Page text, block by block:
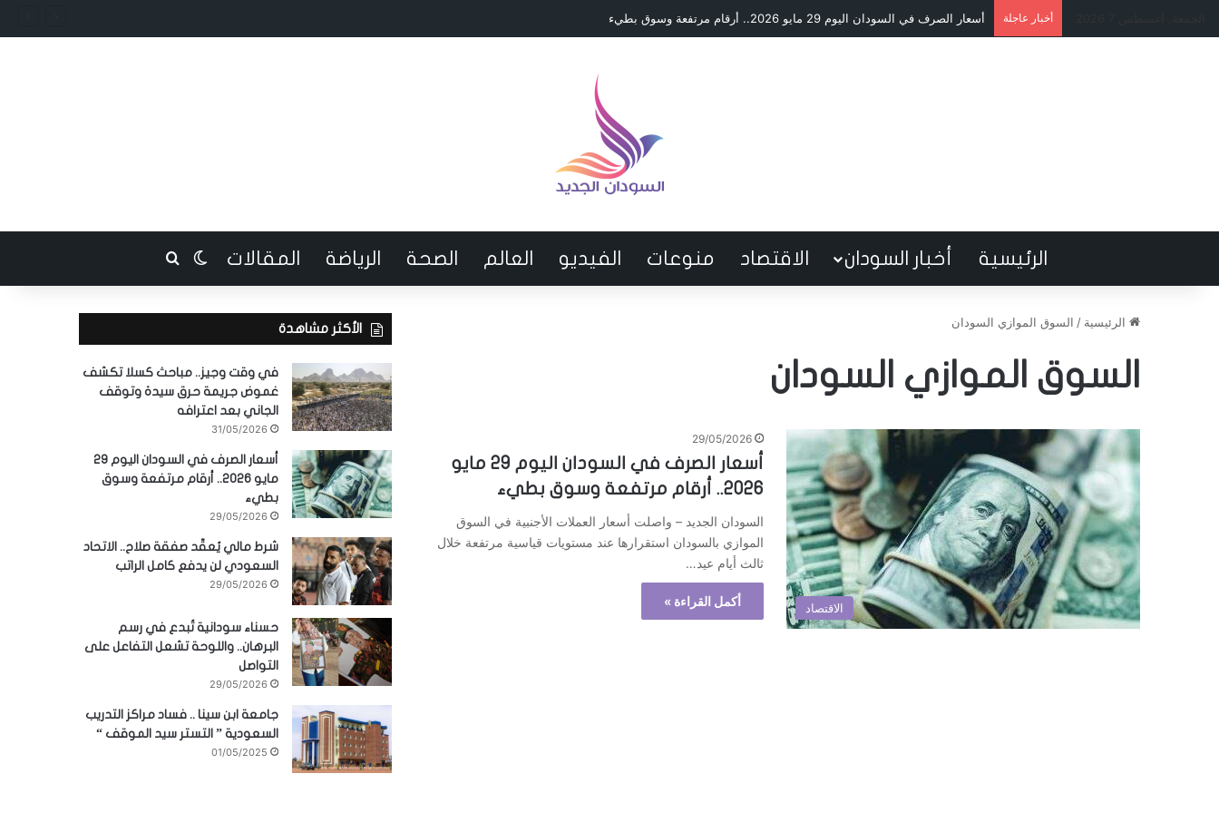
أخبار عاجلة أسعار الصرف في السودان اليوم 29 مايو 2026.. أرقام مرتفعة وسوق بطيء
الرئيسية أخبار السودان الاقتصاد منوعات الفيديو العالم الصحة الرياضة المقالات الوضع المظلم
بحث عن
الرئيسية / السوق الموازي السودان
السوق الموازي السودان
الاقتصاد
29/05/2026
أسعار الصرف في السودان اليوم 29 مايو
2026.. أرقام مرتفعة وسوق بطيء
السودان الجديد – واصلت أسعار العملات الأجنبية في السوق
الموازي بالسودان استقرارها عند مستويات قياسية مرتفعة خلال
ثالث أيام عيد…
أكمل القراءة »
الأكثر مشاهدة
في وقت وجيز.. مباحث كسلا تكشف
غموض جريمة حرق سيدة وتوقف
الجاني بعد اعترافه
31/05/2026
أسعار الصرف في السودان اليوم 29
مايو 2026.. أرقام مرتفعة وسوق
بطيء
29/05/2026
شرط مالي يُعقّد صفقة صلاح.. الاتحاد
السعودي لن يدفع كامل الراتب
29/05/2026
حسناء سودانية تُبدع في رسم
البرهان.. واللوحة تشعل التفاعل على
التواصل
29/05/2026
جامعة ابن سينا .. فساد مراكز التدريب
السعودية ” التستر سيد الموقف “
01/05/2025